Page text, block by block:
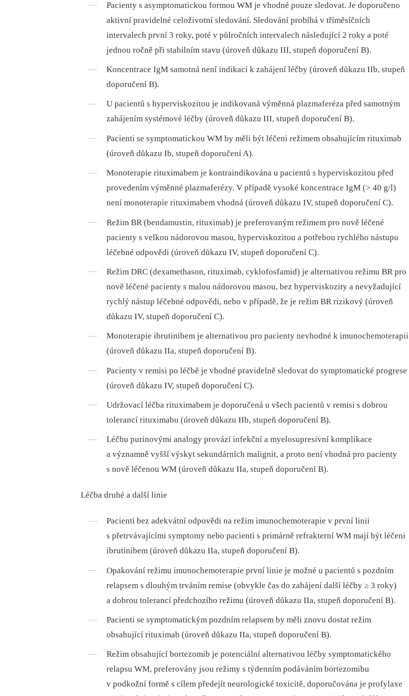
Pacienty s asymptomatickou formou WM je vhodné pouze sledovat. Je doporučeno
aktivní pravidelné celoživotní sledování. Sledování probíhá v tříměsíčních
intervalech první 3 roky, poté v půlročních intervalech následující 2 roky a poté
jednou ročně při stabilním stavu (úroveň důkazu III, stupeň doporučení B).
Koncentrace IgM samotná není indikací k zahájení léčby (úroveň důkazu IIb, stupeň
doporučení B).
U pacientů s hyperviskozitou je indikovaná výměnná plazmaferéza před samotným
zahájením systémové léčby (úroveň důkazu III, stupeň doporučení B).
Pacienti se symptomatickou WM by měli být léčeni režimem obsahujícím rituximab
(úroveň důkazu Ib, stupeň doporučení A).
Monoterapie rituximabem je kontraindikována u pacientů s hyperviskozitou před
provedením výměnné plazmaferézy. V případě vysoké koncentrace IgM (> 40 g/l)
není monoterapie rituximabem vhodná (úroveň důkazu IV, stupeň doporučení C).
Režim BR (bendamustin, rituximab) je preferovaným režimem pro nově léčené
pacienty s velkou nádorovou masou, hyperviskozitou a potřebou rychlého nástupu
léčebné odpovědi (úroveň důkazu IV, stupeň doporučení C).
Režim DRC (dexamethason, rituximab, cyklofosfamid) je alternativou režimu BR pro
nově léčené pacienty s malou nádorovou masou, bez hyperviskozity a nevyžadující
rychlý nástup léčebné odpovědi, nebo v případě, že je režim BR rizikový (úroveň
důkazu IV, stupeň doporučení C).
Monoterapie ibrutinibem je alternativou pro pacienty nevhodné k imunochemoterapii
(úroveň důkazu IIa, stupeň doporučení B).
Pacienty v remisi po léčbě je vhodné pravidelně sledovat do symptomatické progrese
(úroveň důkazu IV, stupeň doporučení C).
Udržovací léčba rituximabem je doporučená u všech pacientů v remisi s dobrou
tolerancí rituximabu (úroveň důkazu IIb, stupeň doporučení B).
Léčbu purinovými analogy provází infekční a myelosupresivní komplikace
a významně vyšší výskyt sekundárních malignit, a proto není vhodná pro pacienty
s nově léčenou WM (úroveň důkazu IIa, stupeň doporučení B).
Léčba druhé a další linie
Pacienti bez adekvátní odpovědi na režim imunochemoterapie v první linii
s přetrvávajícími symptomy nebo pacienti s primárně refrakterní WM mají být léčeni
ibrutinibem (úroveň důkazu IIa, stupeň doporučení B).
Opakování režimu imunochemoterapie první linie je možné u pacientů s pozdním
relapsem s dlouhým trváním remise (obvykle čas do zahájení další léčby ≥ 3 roky)
a dobrou tolerancí předchozího režimu (úroveň důkazu IIa, stupeň doporučení B).
Pacienti se symptomatickým pozdním relapsem by měli znovu dostat režim
obsahující rituximab (úroveň důkazu IIa, stupeň doporučení B).
Režim obsahující bortezomib je potenciální alternativou léčby symptomatického
relapsu WM, preferovány jsou režimy s týdenním podáváním bortezomibu
v podkožní formě s cílem předejít neurologické toxicitě, doporučována je profylaxe